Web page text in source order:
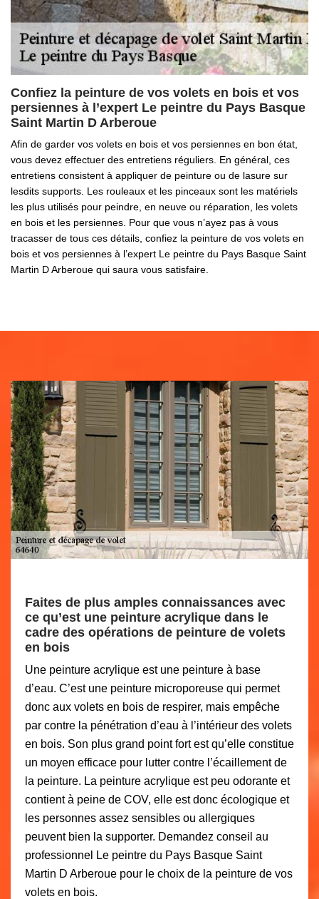
Confiez la peinture de vos volets en bois et vos
persiennes à l’expert Le peintre du Pays Basque
Saint Martin D Arberoue
Afin de garder vos volets en bois et vos persiennes en bon état,
vous devez effectuer des entretiens réguliers. En général, ces
entretiens consistent à appliquer de peinture ou de lasure sur
lesdits supports. Les rouleaux et les pinceaux sont les matériels
les plus utilisés pour peindre, en neuve ou réparation, les volets
en bois et les persiennes. Pour que vous n’ayez pas à vous
tracasser de tous ces détails, confiez la peinture de vos volets en
bois et vos persiennes à l’expert Le peintre du Pays Basque Saint
Martin D Arberoue qui saura vous satisfaire.
Faites de plus amples connaissances avec
ce qu’est une peinture acrylique dans le
cadre des opérations de peinture de volets
en bois
Une peinture acrylique est une peinture à base
d’eau. C’est une peinture microporeuse qui permet
donc aux volets en bois de respirer, mais empêche
par contre la pénétration d’eau à l’intérieur des volets
en bois. Son plus grand point fort est qu’elle constitue
un moyen efficace pour lutter contre l’écaillement de
la peinture. La peinture acrylique est peu odorante et
contient à peine de COV, elle est donc écologique et
les personnes assez sensibles ou allergiques
peuvent bien la supporter. Demandez conseil au
professionnel Le peintre du Pays Basque Saint
Martin D Arberoue pour le choix de la peinture de vos
volets en bois.